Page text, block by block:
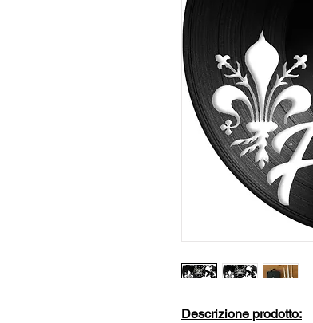
Descrizione prodotto: